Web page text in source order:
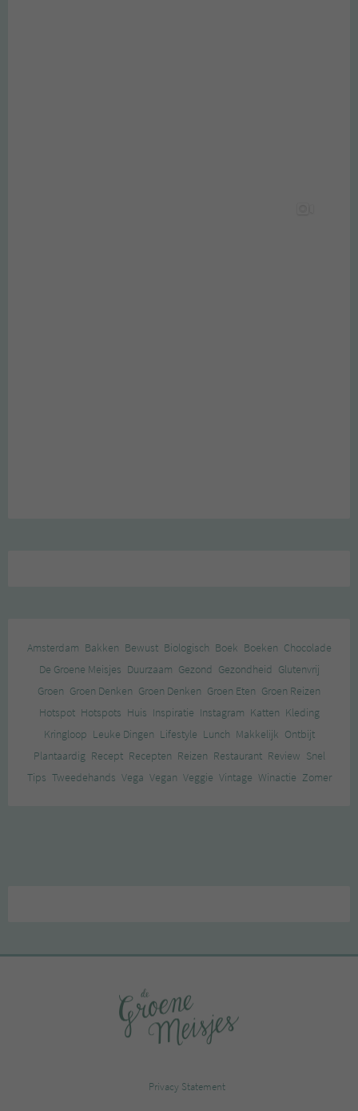
Amsterdam Bakken Bewust Biologisch Boek Boeken Chocolade
De Groene Meisjes Duurzaam Gezond Gezondheid Glutenvrij
Groen Groen Denken Groen Denken Groen Eten Groen Reizen
Hotspot Hotspots Huis Inspiratie Instagram Katten Kleding
Kringloop Leuke Dingen Lifestyle Lunch Makkelijk Ontbijt
Plantaardig Recept Recepten Reizen Restaurant Review Snel
Tips Tweedehands Vega Vegan Veggie Vintage Winactie Zomer
Privacy Statement